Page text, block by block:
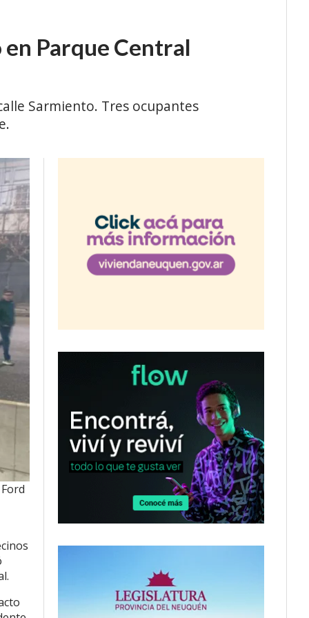
Parque Central
Sarmiento. Tres ocupantes